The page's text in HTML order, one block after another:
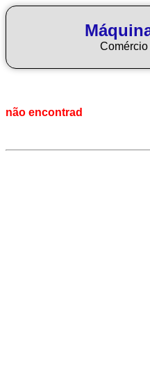
não encontrad